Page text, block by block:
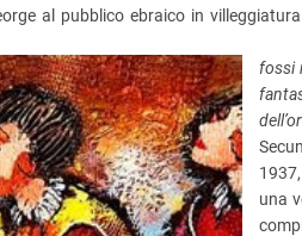
al pubblico ebraico in
fossi
una